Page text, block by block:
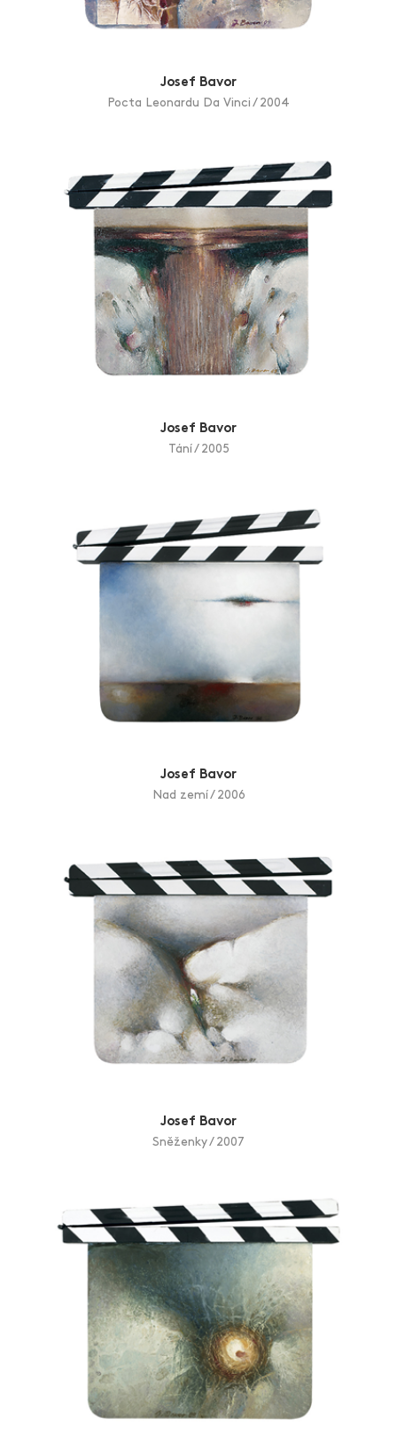
Josef Bavor
Pocta Leonardu Da Vinci / 2004
Josef Bavor
Tání / 2005
Josef Bavor
Nad zemí / 2006
Josef Bavor
Sněženky / 2007